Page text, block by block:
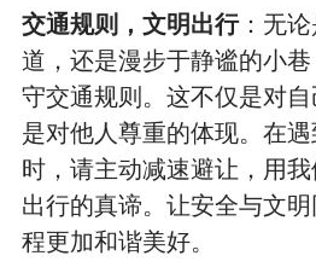
交通规则，文明出行：无
道，还是漫步于静谧的小
守交通规则。这不仅是对
是对他人尊重的体现。在
时，请主动减速避让，用
出行的真谛。让安全与文
程更加和谐美好。